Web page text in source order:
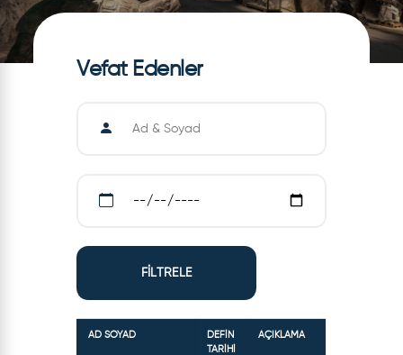
Vefat Edenler
FİLTRELE
AD SOYAD
DEFİN
TARİHİ
AÇIKLAMA